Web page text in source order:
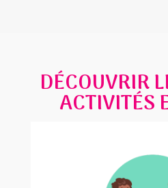
DÉCOUVRIR
ACTIVITÉS